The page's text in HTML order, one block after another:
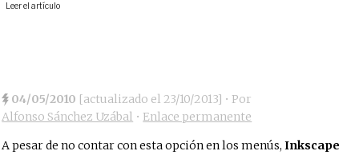
Leer el artículo
04/05/2010 [actualizado el 23/10/2013] • Por
Alfonso Sánchez Uzábal • Enlace permanente
A pesar de no contar con esta opción en los menús,Inkscape